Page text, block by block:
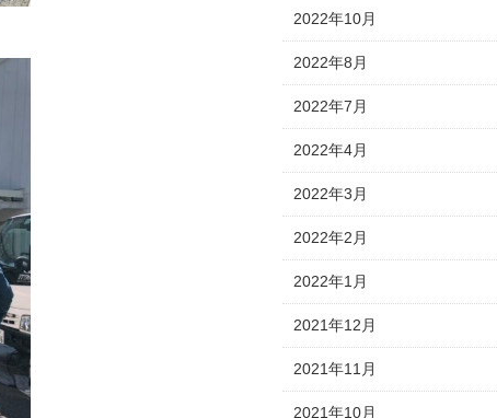
2022年10月
2022年8月
2022年7月
2022年4月
2022年3月
2022年2月
2022年1月
2021年12月
2021年11月
2021年10月